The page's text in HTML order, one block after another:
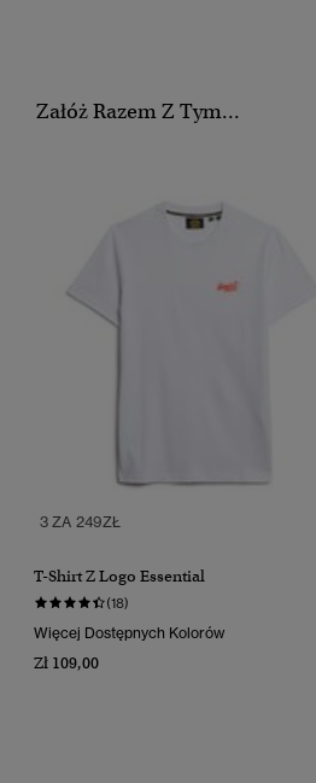
Załóż Razem Z Tym...
3 ZA 249ZŁ
T-Shirt Z Logo Essential
(18)
Więcej Dostępnych Kolorów
Zł 109,00